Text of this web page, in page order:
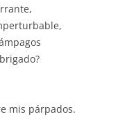
mis párpados.